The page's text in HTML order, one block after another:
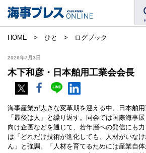
HOME ひと ログブック
2026年7月3日
木下和彦・日本舶用工業会会長
海事産業が大きな変革期を迎える中、日本舶
「最後は人」と繰り返す。同会では国際海事
向け企画などを通じて、若年層への発信にも
は「どれだけ技術が進化しても、人材がいな
ん」と強調。「人材を育てるためには産業自